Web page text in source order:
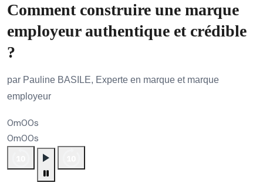
Comment construire une marque
employeur authentique et crédible
?
par Pauline BASILE, Experte en marque et marque
employeur
0m00s
0m00s